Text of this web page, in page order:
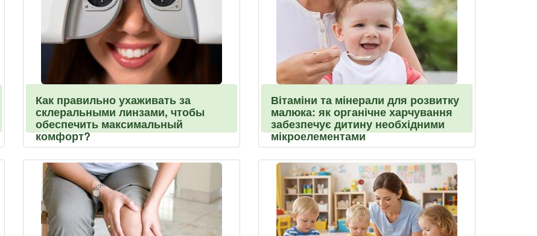
Как правильно ухаживать за
склеральными линзами, чтобы
обеспечить максимальный
комфорт?
Вітаміни та мінерали для розвитку
малюка: як органічне харчування
забезпечує дитину необхідними
мікроелементами